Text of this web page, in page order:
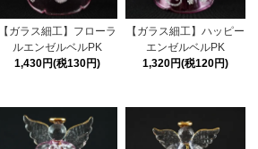
【ガラス細工】フローラ
ルエンゼルベルPK
1,430円(税130円)
【ガラス細工】ハッピー
エンゼルベルPK
1,320円(税120円)